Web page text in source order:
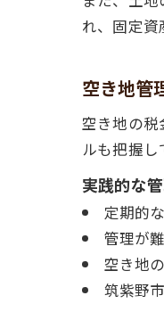
れ、固定資
空き地管
空き地の税
ルも把握し
実践的な
定期的
管理が
空き地
筑紫野